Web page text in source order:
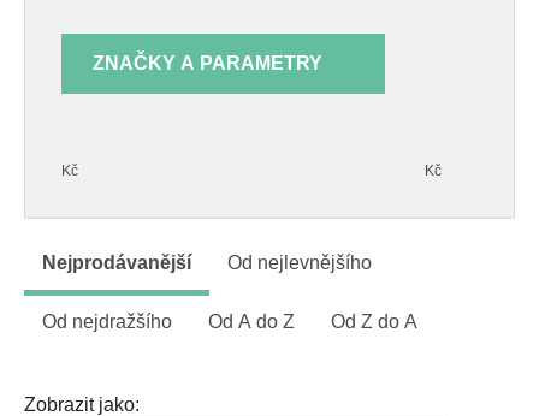
ZNAČKY A PARAMETRY
Kč Kč
Nejprodávanější Od nejlevnějšího
Od nejdražšího Od A do Z Od Z do A
Zobrazit jako: